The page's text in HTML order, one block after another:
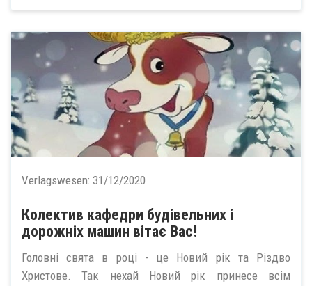
Verlagswesen: 31/12/2020
Колектив кафедри будівельних і
дорожніх машин вітає Вас!
Головні свята в році - це Новий рік та Різдво
Христове. Так нехай Новий рік принесе всім